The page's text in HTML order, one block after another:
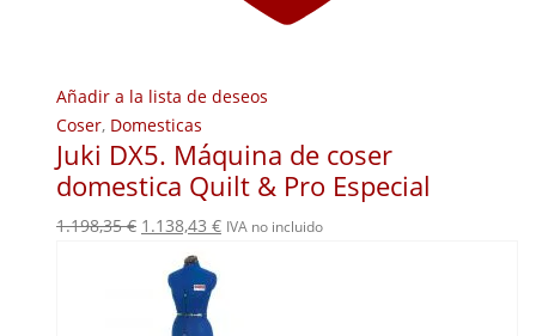
Añadir a la lista de deseos
Coser, Domesticas
Juki DX5. Máquina de coser
domestica Quilt & Pro Especial
1.198,35€ El
precio
original
1.138,43 €ElIVA no incluido